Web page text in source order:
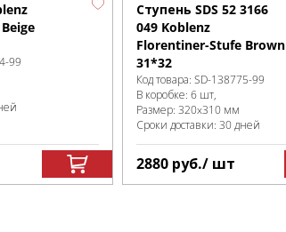
-99
Ступень SDS 52 3166
049 Koblenz
Florentiner-Stufe Brown
31*32
Код товара: SD-138775-99
В коробке: 6 шт,
Размер: 320x310 мм
Сроки доставки: 30 дней
2880 руб./ шт